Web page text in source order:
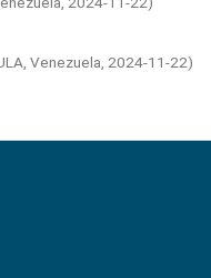
Venezuela, 2024-11-22)